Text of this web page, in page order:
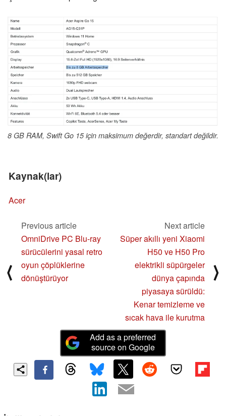
8 GB RAM, Swift Go 15 için maksimum değerdir, standart değildir.
Kaynak(lar)
Acer
⟨
Previous article
OmniDrive PC Blu-ray
sürücülerini yasal retro
oyun çöplüklerine
dönüştürüyor
Next article
Süper akıllı yeni Xiaomi
H50 ve H50 Pro
elektrikli süpürgeler
dünya çapında
piyasaya sürüldü:
Kenar temizleme ve
sıcak hava ile kurutma
⟩
Add as a preferred
source on Google